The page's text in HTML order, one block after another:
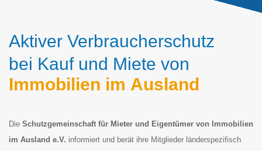
Aktiver Verbraucherschutz
bei Kauf und Miete von
Immobilien im Ausland
Die Schutzgemeinschaft für Mieter und Eigentümer von Immobilien
im Ausland e.V. informiert und berät ihre Mitglieder länderspezifisch